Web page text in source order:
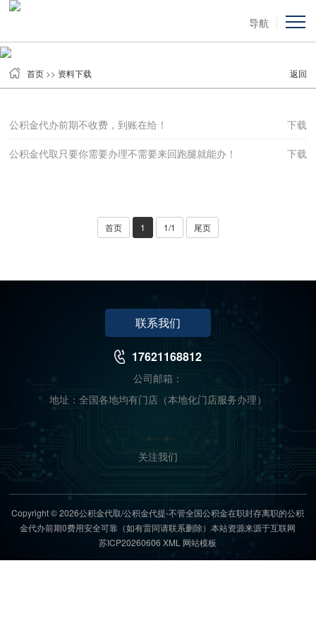
导航
首页 >> 资料下载 返回
下载
公积金代办前期不收费，到账在给！
下载
公积金代取只要你需要办理不需要来回跑腿就能办！
首页 1 1/1 尾页
联系我们
17621168812
公司邮箱：
地址：全国各地均有门店（本地化门店服务办理）
关注我们
Copyright © 2026公积金代取/公积金代提-不管全国公积金在职封存离职的公积
金代办前期0费用安全可靠（如有雷同请联系删除）本站资源来源于互联网
苏ICP20260606 XML 网站模板